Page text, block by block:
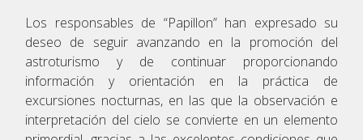
Los responsables de “Papillon” han expresado su
deseo de seguir avanzando en la promoción del
astroturismo y de continuar proporcionando
información y orientación en la práctica de
excursiones nocturnas, en las que la observación e
interpretación del cielo se convierte en un elemento